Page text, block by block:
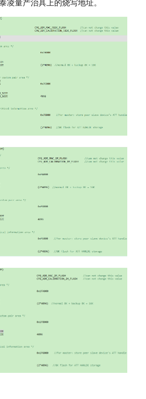
凌量产治具上的烧写地址。